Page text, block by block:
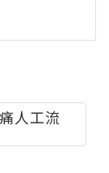
人工流